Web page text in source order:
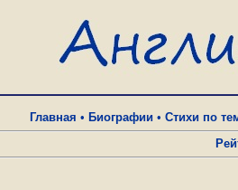
Главная • Биографии • Стихи по